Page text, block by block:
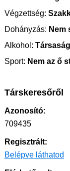
Végzettség:
Dohányzás: Nem
Alkohol:
Sport: Nem az ő
Társkeresőről
Azonosító:
709435
Regisztrált:
Belépve láthatod